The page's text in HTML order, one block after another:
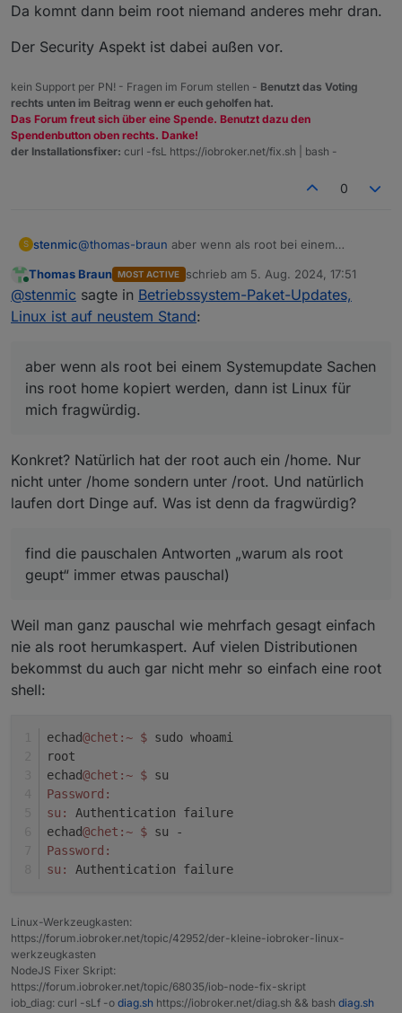
Da komnt dann beim root niemand anderes mehr dran.
Der Security Aspekt ist dabei außen vor.
kein Support per PN! - Fragen im Forum stellen - Benutzt das Voting
rechts unten im Beitrag wenn er euch geholfen hat.
Das Forum freut sich über eine Spende. Benutzt dazu den
Spendenbutton oben rechts. Danke!
der Installationsfixer: curl -fsL https://iobroker.net/fix.sh | bash -
0
S stenmic@thomas-braun aber wenn als root bei einem
dann ist Linux für mich fragwürdig. (nur zur Info, ich
bin brav als User mit sudo unterwegs, find die
pauschalen Antworten „warum als root geupt“ immer
Online
Thomas Braun MOST ACTIVE schrieb am 5. Aug. 2024, 17:51
zuletzt editiert von
@stenmic sagte in Betriebssystem-Paket-Updates,
Linux ist auf neustem Stand:
aber wenn als root bei einem Systemupdate Sachen
ins root home kopiert werden, dann ist Linux für
mich fragwürdig.
Konkret? Natürlich hat der root auch ein /home. Nur
nicht unter /home sondern unter /root. Und natürlich
laufen dort Dinge auf. Was ist denn da fragwürdig?
find die pauschalen Antworten „warum als root
geupt“ immer etwas pauschal)
Weil man ganz pauschal wie mehrfach gesagt einfach
nie als root herumkaspert. Auf vielen Distributionen
bekommst du auch gar nicht mehr so einfach eine root
shell:
echad@chet :~ $ sudo whoami
root
echad@chet :~ $ su
Password:
su:
Authentication failure
echad@chet :~ $ su -
Password:
su:
Authentication failure
Linux-Werkzeugkasten:
https://forum.iobroker.net/topic/42952/der-kleine-iobroker-linux-
werkzeugkasten
NodeJS Fixer Skript:
https://forum.iobroker.net/topic/68035/iob-node-fix-skript
iob_diag: curl -sLf -o diag.sh https://iobroker.net/diag.sh && bash diag.sh